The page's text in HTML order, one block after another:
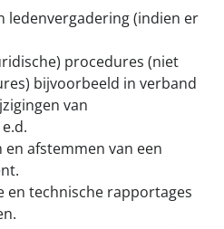
ledenvergadering (indien er
procedures (niet
bijvoorbeeld in verband
van
afstemmen van een
en technische rapportages